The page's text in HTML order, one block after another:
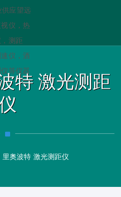
特 激光测距
奥波特 激光测距仪